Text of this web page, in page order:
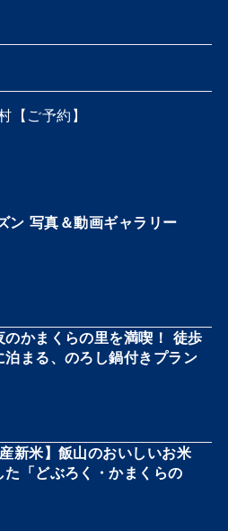
【ご予約】
ン 写真＆動画ギャラリー
のかまくらの里を満喫！ 徒歩
泊まる、のろし鍋付きプラン
産新米】飯山のおいしいお米
た「どぶろく・かまくらの